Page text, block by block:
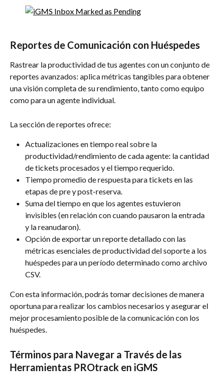
Reportes de Comunicación con Huéspedes
Rastrear la productividad de tus agentes con un conjunto de
reportes avanzados: aplica métricas tangibles para obtener
una visión completa de su rendimiento, tanto como equipo
como para un agente individual.
La sección de reportes ofrece:
Actualizaciones en tiempo real sobre la
productividad/rendimiento de cada agente: la cantidad
de tickets procesados y el tiempo requerido.
Tiempo promedio de respuesta para tickets en las
etapas de pre y post-reserva.
Suma del tiempo en que los agentes estuvieron
invisibles (en relación con cuando pausaron la entrada
y la reanudaron).
Opción de exportar un reporte detallado con las
métricas esenciales de productividad del soporte a los
huéspedes para un período determinado como archivo
CSV.
Con esta información, podrás tomar decisiones de manera
oportuna para realizar los cambios necesarios y asegurar el
mejor procesamiento posible de la comunicación con los
huéspedes.
Términos para Navegar a Través de las
Herramientas PROtrack en iGMS